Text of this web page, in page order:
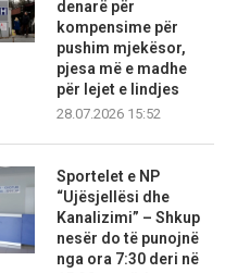
denarë për
kompensime për
pushim mjekësor,
pjesa më e madhe
për lejet e lindjes
28.07.2026 15:52
Sportelet e NP
“Ujësjellësi dhe
Kanalizimi” – Shkup
nesër do të punojnë
nga ora 7:30 deri në